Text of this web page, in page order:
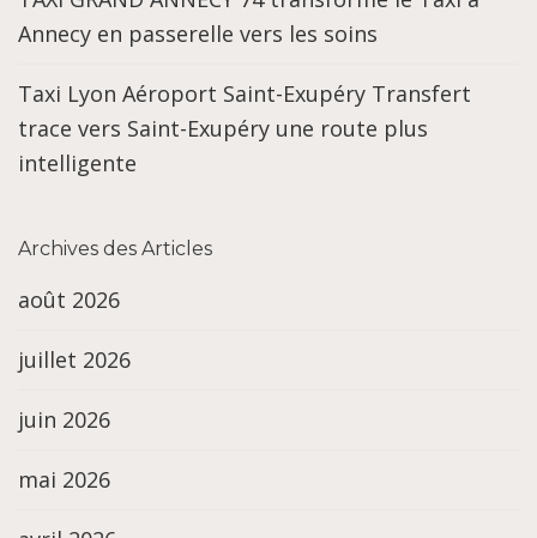
Annecy en passerelle vers les soins
Taxi Lyon Aéroport Saint-Exupéry Transfert
trace vers Saint-Exupéry une route plus
intelligente
Archives des Articles
août 2026
juillet 2026
juin 2026
mai 2026